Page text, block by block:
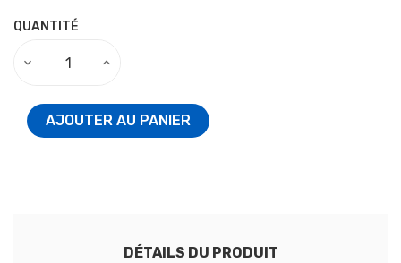
QUANTITÉ
AJOUTER AU PANIER
DÉTAILS DU PRODUIT